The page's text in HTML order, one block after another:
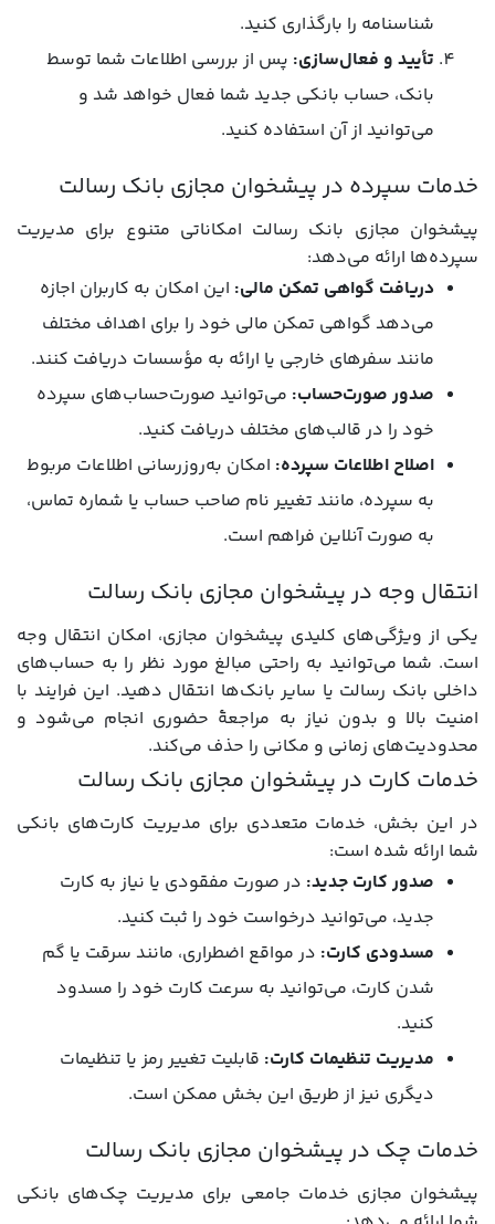
شناسنامه را بارگذاری کنید.
تأیید و فعال‌سازی: پس از بررسی اطلاعات شما توسط
بانک، حساب بانکی جدید شما فعال خواهد شد و
می‌توانید از آن استفاده کنید.
خدمات سپرده در پیشخوان مجازی بانک رسالت
پیشخوان مجازی بانک رسالت امکاناتی متنوع برای مدیریت
سپرده‌ها ارائه می‌دهد:
دریافت گواهی تمکن مالی: این امکان به کاربران اجازه
می‌دهد گواهی تمکن مالی خود را برای اهداف مختلف
مانند سفرهای خارجی یا ارائه به مؤسسات دریافت کنند.
صدور صورت‌حساب: می‌توانید صورت‌حساب‌های سپرده
خود را در قالب‌های مختلف دریافت کنید.
اصلاح اطلاعات سپرده: امکان به‌روزرسانی اطلاعات مربوط
به سپرده، مانند تغییر نام صاحب حساب یا شماره تماس،
به صورت آنلاین فراهم است.
انتقال وجه در پیشخوان مجازی بانک رسالت
یکی از ویژگی‌های کلیدی پیشخوان مجازی، امکان انتقال وجه
است. شما می‌توانید به راحتی مبالغ مورد نظر را به حساب‌های
داخلی بانک رسالت یا سایر بانک‌ها انتقال دهید. این فرایند با
امنیت بالا و بدون نیاز به مراجعۀ حضوری انجام می‌شود و
محدودیت‌های زمانی و مکانی را حذف می‌کند.
خدمات کارت در پیشخوان مجازی بانک رسالت
در این بخش، خدمات متعددی برای مدیریت کارت‌های بانکی
شما ارائه شده است:
صدور کارت جدید: در صورت مفقودی یا نیاز به کارت
جدید، می‌توانید درخواست خود را ثبت کنید.
مسدودی کارت: در مواقع اضطراری، مانند سرقت یا گم
شدن کارت، می‌توانید به سرعت کارت خود را مسدود
کنید.
مدیریت تنظیمات کارت: قابلیت تغییر رمز یا تنظیمات
دیگری نیز از طریق این بخش ممکن است.
خدمات چک در پیشخوان مجازی بانک رسالت
پیشخوان مجازی خدمات جامعی برای مدیریت چک‌های بانکی